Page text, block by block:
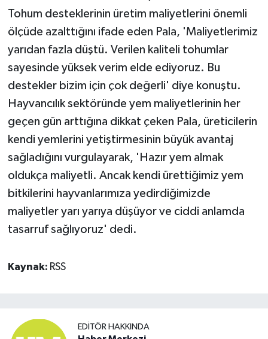
Tohum desteklerinin üretim maliyetlerini önemli
ölçüde azalttığını ifade eden Pala, 'Maliyetlerimiz
yarıdan fazla düştü. Verilen kaliteli tohumlar
sayesinde yüksek verim elde ediyoruz. Bu
destekler bizim için çok değerli' diye konuştu.
Hayvancılık sektöründe yem maliyetlerinin her
geçen gün arttığına dikkat çeken Pala, üreticilerin
kendi yemlerini yetiştirmesinin büyük avantaj
sağladığını vurgulayarak, 'Hazır yem almak
oldukça maliyetli. Ancak kendi ürettiğimiz yem
bitkilerini hayvanlarımıza yedirdiğimizde
maliyetler yarı yarıya düşüyor ve ciddi anlamda
tasarruf sağlıyoruz' dedi.
Kaynak: RSS
EDITÖR HAKKINDA